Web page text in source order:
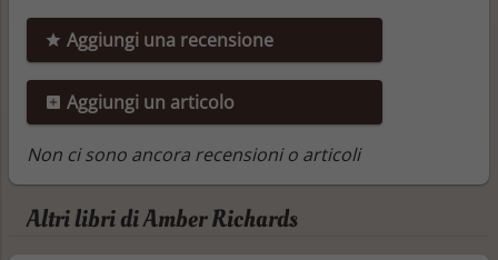
Aggiungi una recensione
Aggiungi un articolo
Non ci sono ancora recensioni o articoli
Altri libri di Amber Richards